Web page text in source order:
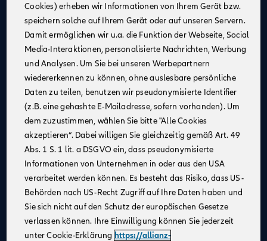
Deine Vorteile
im Vertrieb der Allianz
Kontinuierliche Unterstützung : Profitiere von
Schulungen und Coachings durch erfahrene
Mitarbeiter:innen, Trainer:innen und Führungskräfte,
um fachlich und persönlich zu wachsen.
Flexible Arbeitsmöglichkeiten
: Nutze unsere
digitalen Beratungstools, um von überall aus zu
arbeiten und Deine Kundinnen und Kunden
bestmöglich zu betreuen.
Attraktives Vergütungsmodell: Gestalte Dein
Einkommen selbst – durch Fleiß und Engagement
kannst Du über Dein Festgehalt hinaus Provisionen
und leistungsbezogene Sondervergütungen
verdienen.
Cookies) erheben wir Informationen von Ihrem Gerät bzw.
speichern solche auf Ihrem Gerät oder auf unseren Servern.
Damit ermöglichen wir u.a. die Funktion der Webseite, Social
Media-Interaktionen, personalisierte Nachrichten, Werbung
und Analysen. Um Sie bei unseren Werbepartnern
wiedererkennen zu können, ohne auslesbare persönliche
Daten zu teilen, benutzen wir pseudonymisierte Identifier
(z.B. eine gehashte E-Mailadresse, sofern vorhanden). Um
dem zuzustimmen, wählen Sie bitte "Alle Cookies
akzeptieren“. Dabei willigen Sie gleichzeitig gemäß Art. 49
Abs. 1 S. 1 lit. a DSGVO ein, dass pseudonymisierte
Informationen von Unternehmen in oder aus den USA
verarbeitet werden können. Es besteht das Risiko, dass US-
Behörden nach US-Recht Zugriff auf Ihre Daten haben und
Sie sich nicht auf den Schutz der europäischen Gesetze
verlassen können. Ihre Einwilligung können Sie jederzeit
unter Cookie-Erklärung https://allianz-